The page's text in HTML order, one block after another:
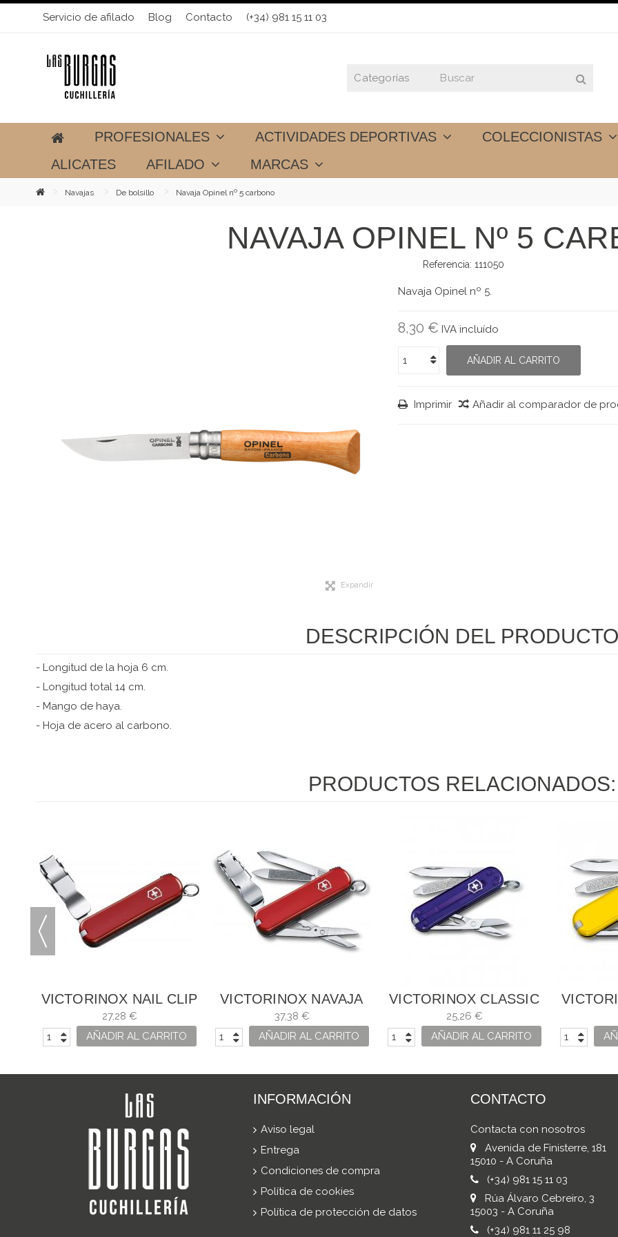
Servicio de afilado Blog Contacto (+34) 981 15 11 03
PROFESIONALES ACTIVIDADES DEPORTIVAS
COLECCIONISTAS
ALICATES
AFILADO MARCAS
Navajas De bolsillo Navaja Opinel nº 5 carbono
NAVAJA OPINEL Nº 5
Referencia: 111050
Expandir
Navaja Opinel nº 5.
8,30 € IVA incluído
AÑADIR AL CARRITO
Imprimir Añadir al comparador de
DESCRIPCIÓN DEL PRODUCTO
- Longitud de la hoja 6 cm.
- Longitud total 14 cm.
- Mango de haya.
- Hoja de acero al carbono.
PRODUCTOS RELACIONADOS:
VICTORINOX NAIL CLIP
582
27,28 €
AÑADIR AL CARRITO
VICTORINOX NAVAJA
NAIL CLIP 580 ROJA
37,38 €
AÑADIR AL CARRITO
VICTORINOX CLASSIC
SD "PERSIAN INDIGO"
25,26 €
AÑADIR AL CARRITO
INFORMACIÓN
Aviso legal
Entrega
Condiciones de compra
Política de cookies
Política de protección de datos
CONTACTO
Contacta con nosotros
Avenida de Finisterre, 181
15010 - A Coruña
(+34) 981 15 11 03
Rúa Álvaro Cebreiro, 3
15003 - A Coruña
(+34) 981 11 25 98